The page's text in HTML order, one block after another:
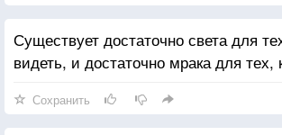
Существует достаточно света для
видеть, и достаточно мрака для тех,
Сохранить